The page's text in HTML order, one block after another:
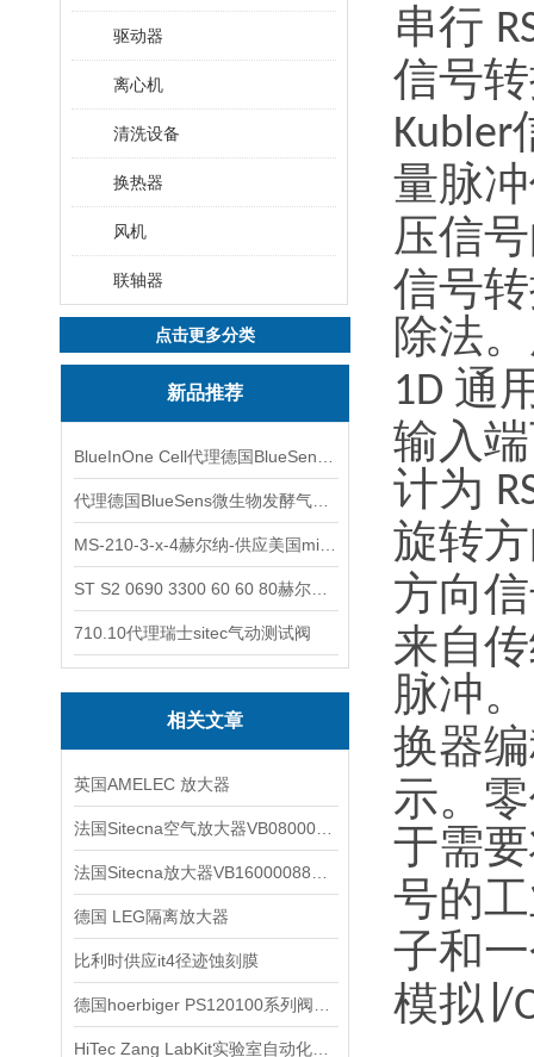
驱动器
离心机
清洗设备
换热器
风机
联轴器
点击更多分类
新品推荐
710.10代理瑞士sitec气动测试阀
相关文章
英国AMELEC 放大器
德国 LEG隔离放大器
比利时供应it4径迹蚀刻膜
串行
信号
Kubler
量脉
压信
信号
除法
1D 通
输入
计为
旋转
方向
来自
脉冲
换器
示。
于需
号的
子和
模拟∣ /